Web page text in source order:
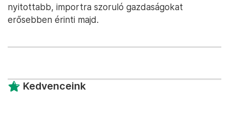
nyitottabb, importra szoruló gazdaságokat
erősebben érinti majd.
Kedvenceink